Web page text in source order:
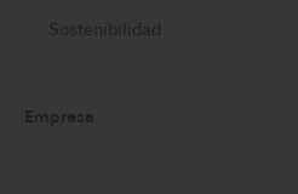
Sostenibilidad
Empresa